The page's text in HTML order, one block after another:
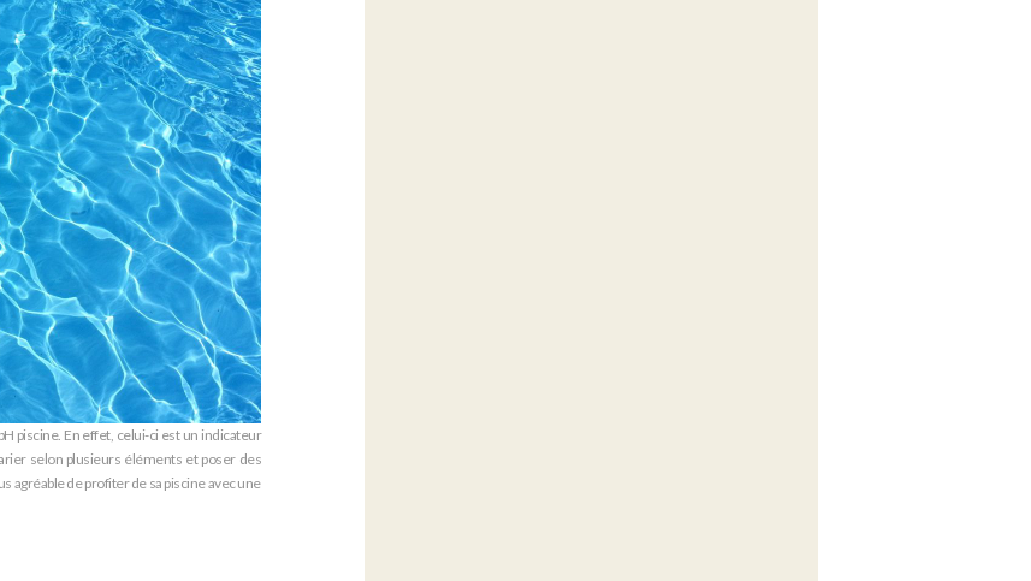
piscine. En effet, celui-ci est un indicateur
selon plusieurs éléments et poser des
agréable de profiter de sa piscine avec une